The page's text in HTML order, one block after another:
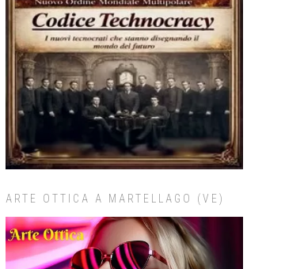
ARTE OTTICA A MARTELLAGO (VE)